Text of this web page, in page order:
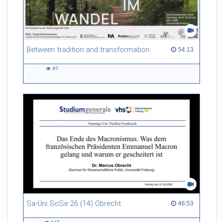
Between tradition and transformation: how owners, advisers and institutions co-create knowledge for resilient forests in Europe 54:13
54:13 duration
97
Sa-Uni SoSe 26 (14) Obrecht 46:53
46:53 duration